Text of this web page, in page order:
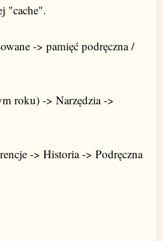
"cache".
-> pamięć podręczna /
roku) -> Narzędzia ->
-> Historia -> Podręczna